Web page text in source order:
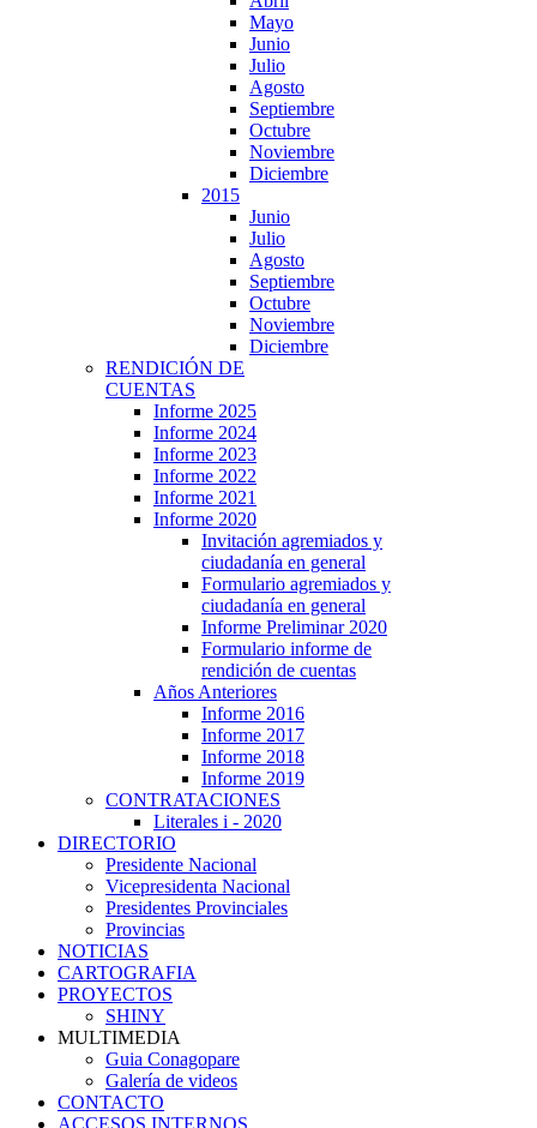
Mayo
Junio
Julio
Agosto
Septiembre
Octubre
Noviembre
Diciembre
2015
Junio
Julio
Agosto
Septiembre
Octubre
Noviembre
Diciembre
RENDICIÓN DE
CUENTAS
Informe 2025
Informe 2024
Informe 2023
Informe 2022
Informe 2021
Informe 2020
Invitación agremiados y
ciudadanía en general
Formulario agremiados y
ciudadanía en general
Informe Preliminar 2020
Formulario informe de
rendición de cuentas
Años Anteriores
Informe 2016
Informe 2017
Informe 2018
Informe 2019
CONTRATACIONES
Literales i - 2020
DIRECTORIO
Presidente Nacional
Vicepresidenta Nacional
Presidentes Provinciales
Provincias
NOTICIAS
CARTOGRAFIA
PROYECTOS
SHINY
MULTIMEDIA
Guia Conagopare
Galería de videos
CONTACTO
ACCESOS INTERNOS